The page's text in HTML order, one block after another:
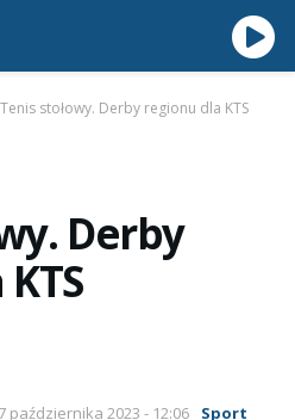
Tenis stołowy. Derby regionu dla KTS
Derby
października 2023 - 12:06
Sport